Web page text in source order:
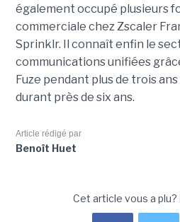
également occupé plusieurs
commerciale chez Zscaler
Sprinklr. Il connaît enfin le
communications unifiées
Fuze pendant plus de trois
durant près de six ans.
Article rédigé par
Benoît Huet
Cet article vous a plu?